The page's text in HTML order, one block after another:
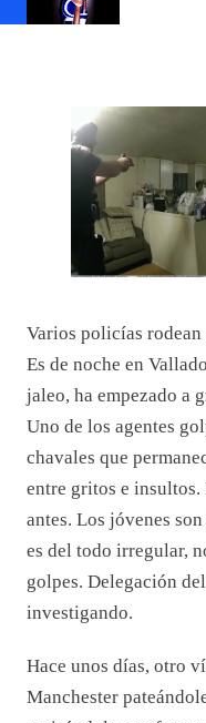
Varios policías rodean a unos jóvenes en una esquina.
Es de noche en
jaleo, ha empezado a
Uno de los agentes
chavales que
entre gritos e insultos.
antes. Los jóvenes
es del todo irregular,
golpes. Delegación
investigando.
Hace unos días, otro
Manchester